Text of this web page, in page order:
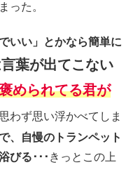
った。
いい」とかなら簡単に
葉が出てこない
められてる君が
わず思い浮かべてしま
、自慢のトランペット
びる･･･ きっとこの上